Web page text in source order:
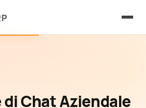
Chat Aziendale